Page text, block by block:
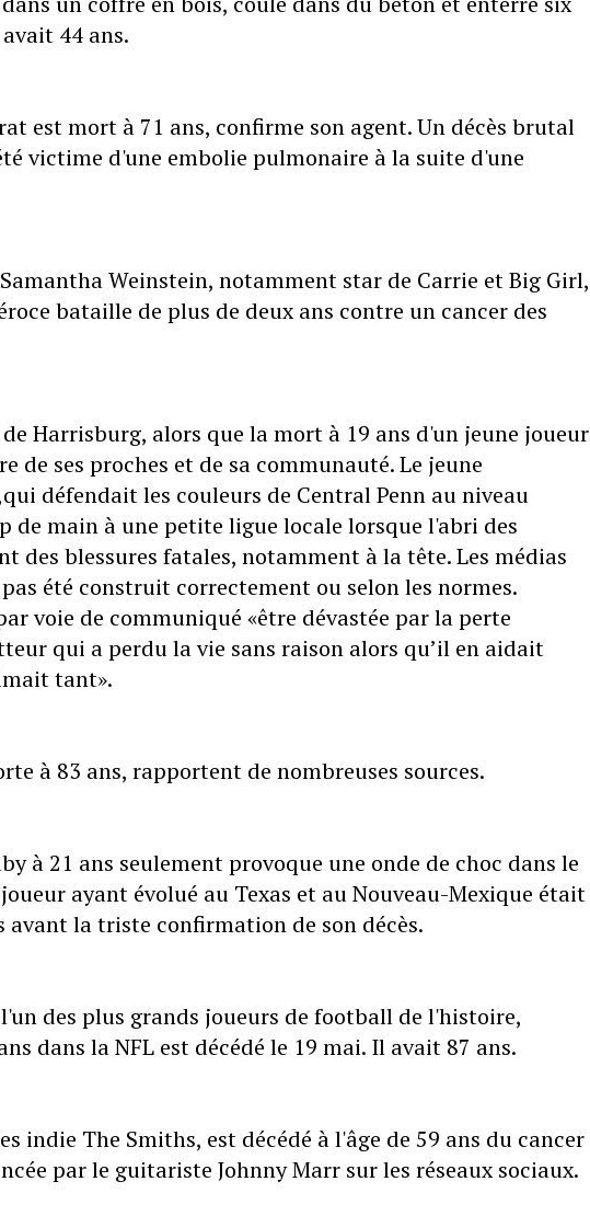
44 ans.
est mort à 71 ans, confirme son agent. Un décès brutal
victime d'une embolie pulmonaire à la suite d'une
Weinstein, notamment star de Carrie et Big Girl,
bataille de plus de deux ans contre un cancer des
Harrisburg, alors que la mort à 19 ans d'un jeune joueur
de ses proches et de sa communauté. Le jeune
défendait les couleurs de Central Penn au niveau
main à une petite ligue locale lorsque l'abri des
des blessures fatales, notamment à la tête. Les médias
été construit correctement ou selon les normes.
voie de communiqué «être dévastée par la perte
qui a perdu la vie sans raison alors qu’il en aidait
tant».
à 83 ans, rapportent de nombreuses sources.
à 21 ans seulement provoque une onde de choc dans le
ayant évolué au Texas et au Nouveau-Mexique était
la triste confirmation de son décès.
des plus grands joueurs de football de l'histoire,
dans la NFL est décédé le 19 mai. Il avait 87 ans.
indie The Smiths, est décédé à l'âge de 59 ans du cancer
par le guitariste Johnny Marr sur les réseaux sociaux.